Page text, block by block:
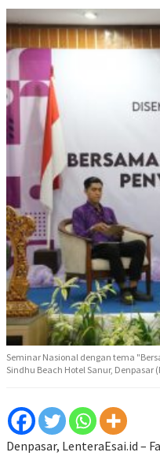
Seminar Nasional dengan tema
Sindhu Beach Hotel Sanur, Denpasar
Denpasar, LenteraEsai.id –